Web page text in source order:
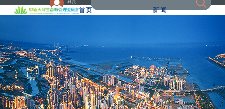
登录
首页 新闻